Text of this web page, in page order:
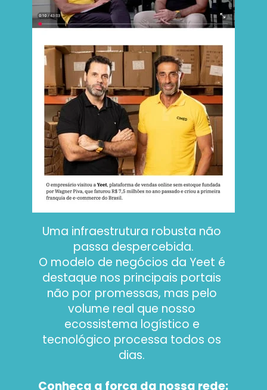
Uma infraestrutura robusta não
passa despercebida.
O modelo de negócios da Yeet é
destaque nos principais portais
não por promessas, mas pelo
volume real que nosso
ecossistema logístico e
tecnológico processa todos os
dias.
Conheça a força da nossa rede: